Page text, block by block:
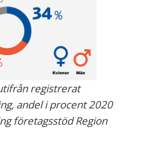
registrerat
andel i procent 2020
företagsstöd Region